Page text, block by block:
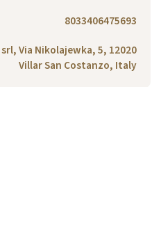
8033406475693
Via Nikolajewka, 5, 12020
Villar San Costanzo, Italy